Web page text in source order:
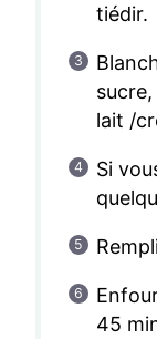
tiédir.
lait /
Si
45